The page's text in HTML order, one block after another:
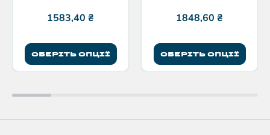
1583,40 ₴
ОБЕРІТЬ ОПЦІЇ
1848,60 ₴
ОБЕРІТЬ ОПЦІЇ